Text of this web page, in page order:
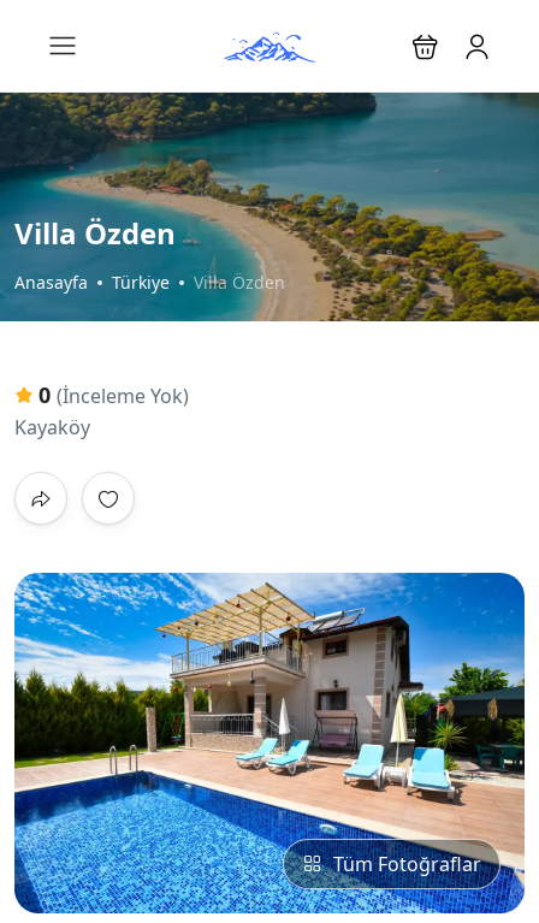
Villa Özden
Anasayfa Türkiye Villa Özden
0 (İnceleme Yok)
Kayaköy
Tüm Fotoğraflar